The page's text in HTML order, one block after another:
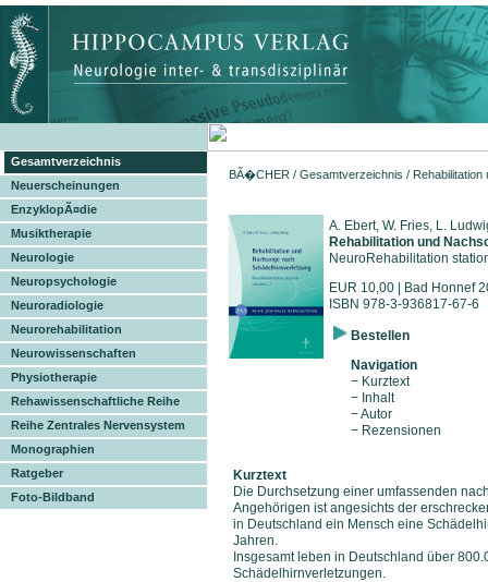
Gesamtverzeichnis
Neuerscheinungen
EnzyklopÃ¤die
Musiktherapie
Neurologie
Neuropsychologie
Neuroradiologie
Neurorehabilitation
Neurowissenschaften
Physiotherapie
Rehawissenschaftliche Reihe
Reihe Zentrales Nervensystem
Monographien
Ratgeber
Foto-Bildband
BÃ�CHER / Gesamtverzeichnis / Rehabilitation
A. Ebert, W. Fries, L.
Rehabilitation und
NeuroRehabilitation
EUR 10,00 | Bad Honnef
ISBN 978-3-936817-67-6
Bestellen
Navigation
− Kurztext
− Inhalt
− Autor
− Rezensionen
Kurztext
Die Durchsetzung einer umfassenden
Angehörigen ist angesichts der
in Deutschland ein Mensch eine
Jahren.
Insgesamt leben in Deutschland über
Schädelhirnverletzungen.